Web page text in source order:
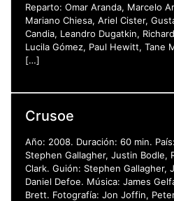
Reparto: Omar Aranda, Marcelo
Mariano Chiesa, Ariel Cister,
Candia, Leandro Dugatkin,
Lucila Gómez, Paul Hewitt, Tane
[…]
Crusoe
Año: 2008. Duración: 60 min.
Stephen Gallagher, Justin Bodle,
Clark. Guión: Stephen Gallagher,
Daniel Defoe. Música: James
Brett. Fotografía: Jon Joffin,